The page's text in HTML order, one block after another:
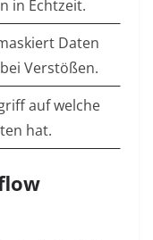
in Echtzeit.
Daten
Verstößen.
auf welche
hat.